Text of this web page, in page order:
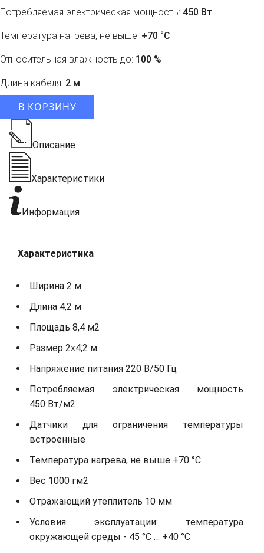
Потребляемая электрическая мощность: 450 Вт
Температура нагрева, не выше: +70 °С
Относительная влажность до: 100 %
Длина кабеля: 2 м
В КОРЗИНУ
Описание
Характеристики
Информация
Характеристика
Ширина 2 м
Длина 4,2 м
Площадь 8,4 м2
Размер 2х4,2 м
Напряжение питания 220 В/50 Гц
Потребляемая электрическая мощность
450 Вт/м2
Датчики для ограничения температуры
встроенные
Температура нагрева, не выше +70 °С
Вес 1000 гм2
Отражающий утеплитель 10 мм
Условия эксплуатации: температура
окружающей среды - 45 °С … +40 °С